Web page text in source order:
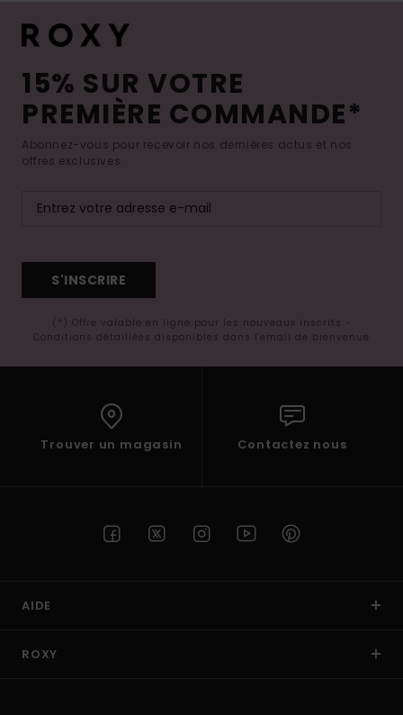
15% SUR VOTRE
PREMIÈRE COMMANDE*
Abonnez-vous pour recevoir nos dernières actus et nos
offres exclusives.
S'INSCRIRE
(*) Offre valable en ligne pour les nouveaux inscrits -
Conditions détaillées disponibles dans l'email de bienvenue
Trouver un magasin Contactez nous
AIDE
ROXY